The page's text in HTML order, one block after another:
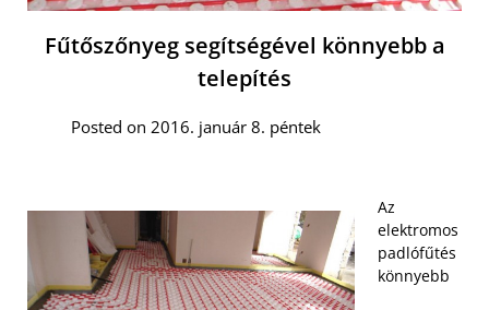
Fűtőszőnyeg segítségével könnyebb a
telepítés
Posted on 2016. január 8. péntek
Az
elektromos
padlófűtés
könnyebb